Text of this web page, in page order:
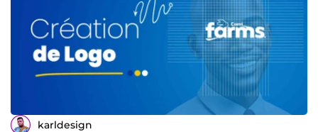
karldesign